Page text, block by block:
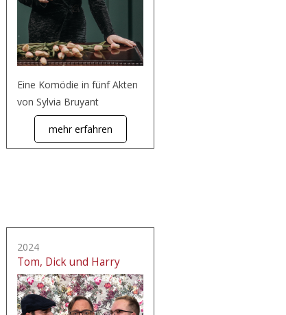
Eine Komödie in fünf Akten
von Sylvia Bruyant
mehr erfahren
2024
Tom, Dick und Harry